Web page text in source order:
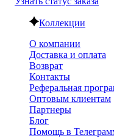
Коллекции
О компании
Доставка и оплата
Возврат
Контакты
Реферальная
Оптовым клиентам
Партнеры
Блог
Помощь в